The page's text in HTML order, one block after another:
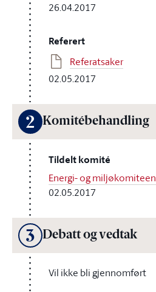
26.04.2017
Referert
Referatsaker
02.05.2017
2 Komitébehandling
Tildelt komité
Energi- og miljøkomiteen
02.05.2017
3 Debatt og vedtak
Vil ikke bli gjennomført